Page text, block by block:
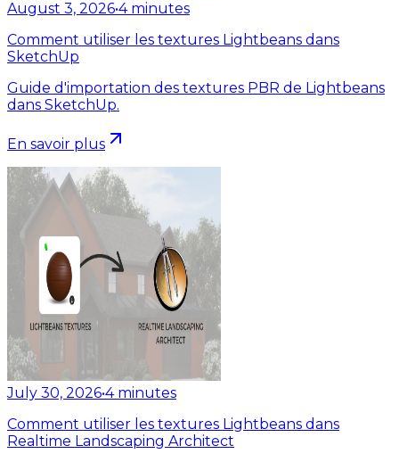
August 3, 2026•4 minutes
Comment utiliser les textures Lightbeans dans
SketchUp
Guide d'importation des textures PBR de Lightbeans
dans SketchUp.
En savoir plus
July 30, 2026•4 minutes
Comment utiliser les textures Lightbeans dans
Realtime Landscaping Architect